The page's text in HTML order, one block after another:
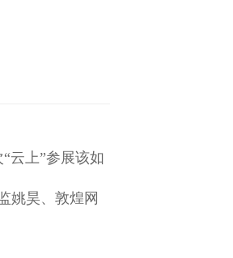
云上”参展该如
姚昊、敦煌网